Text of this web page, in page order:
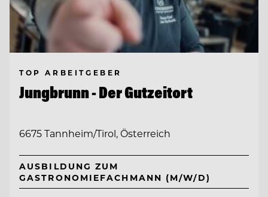
TOP ARBEITGEBER
Jungbrunn - Der Gutzeitort
6675 Tannheim/Tirol, Österreich
AUSBILDUNG ZUM
GASTRONOMIEFACHMANN (M/W/D)